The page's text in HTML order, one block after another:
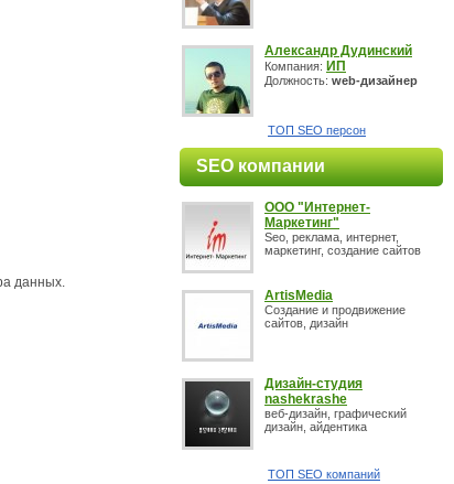
данных.
Александр Дудинский
Компания: ИП
Должность: web-дизайнер
ТОП SEO персон
SEO компании
OOO "Интернет-
Маркетинг"
Seo, реклама, интернет,
маркетинг, создание сайтов
ArtisMedia
Создание и продвижение
сайтов, дизайн
Дизайн-студия
nashekrashe
веб-дизайн, графический
дизайн, айдентика
ТОП SEO компаний